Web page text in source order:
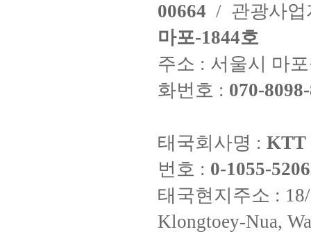
00664 / 관광사
마포-1844호
주소 : 서울시 마
화번호 : 070-
태국회사명 : KTT
번호 : 0-1055-
태국현지주소 :
Klongtoey-Nua,